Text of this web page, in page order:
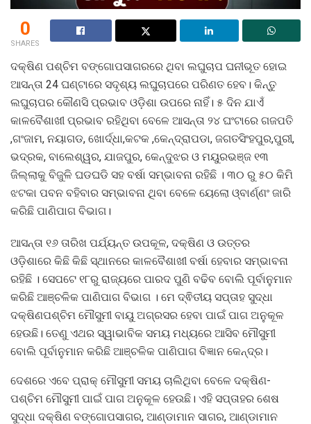
0
SHARES
ଦକ୍ଷିଣ ପଶ୍ଚିମ ବଙ୍ଗୋପସାଗରରେ ଥିବା ଲଘୁଚାପ ଘନୀଭୂତ ହୋଇ
ଆସନ୍ତା 24 ଘଣ୍ଟାରେ ସଦୃଶ୍ୟ ଲଘୁଚାପରେ ପରିଣତ ହେବ। କିନ୍ତୁ
ଲଘୁଚାପର କୌଣସି ପ୍ରଭାବ ଓଡ଼ିଶା ଉପରେ ନାହିଁ। ୫ ଦିନ ଯାଏଁ
କାଳବୈଶାଖୀ ପ୍ରଭାବ ରହିଥିବା ବେଳେ ଆସନ୍ତା ୨୪ ଘଂଟାରେ ଗଜପତି
,ଗଂଜାମ, ନୟାଗଡ, ଖୋର୍ଦ୍ଧା,କଟକ ,କେନ୍ଦ୍ରାପଡା, ଜଗତସିଂହପୁର,ପୁରୀ,
ଭଦ୍ରକ, ବାଲେଶ୍ୱର, ଯାଜପୁର, କେନ୍ଦୁଝର ଓ ମୟୁରଭଞ୍ଜ ୧୩
ଜିଲ୍ଲାକୁ ବିଜୁଳି ଘଡଘଡି ସହ ବର୍ଷା ସମ୍ଭାବନା ରହିଛି । ୩୦ ରୁ ୫୦ କିମି
ଝଟକା ପବନ ବହିବାର ସମ୍ଭାବନା ଥିବା ବେଳେ ୟେଲୋ ଓ୍ବାର୍ଣ୍ଣଂ ଜାରି
କରିଛି ପାଣିପାଗ ବିଭାଗ।
ଆସନ୍ତା ୧୬ ତାରିଖ ପର୍ଯ୍ୟନ୍ତ ଉପକୂଳ, ଦକ୍ଷିଣ ଓ ଉତ୍ତର
ଓଡ଼ିଶାରେ କିଛି କିଛି ସ୍ଥାନରେ କାଳବୈଶାଖୀ ବର୍ଷା ହେବାର ସମ୍ଭାବନା
ରହିଛି । ସେପଟେ ୧୮ରୁ ରାଜ୍ୟରେ ପାରଦ ପୁଣି ବଢିବ ବୋଲି ପୂର୍ବାନୁମାନ
କରିଛି ଆଞ୍ଚଳିକ ପାଣିପାଗ ବିଭାଗ । ମେ ଦ୍ଵିତୀୟ ସପ୍ତାହ ସୁଦ୍ଧା
ଦକ୍ଷିଣପଶ୍ଚିମ ମୌସୁମୀ ବାୟୁ ଅଗ୍ରସର ହେବା ପାଇଁ ପାଗ ଅନୁକୂଳ
ହେଉଛି। ତେଣୁ ଏଥର ସ୍ୱାଭାବିକ ସମୟ ମଧ୍ୟରେ ଆସିବ ମୌସୁମୀ
ବୋଲି ପୂର୍ବାନୁମାନ କରିଛି ଆଞ୍ଚଳିକ ପାଣିପାଗ ବିଜ୍ଞାନ କେନ୍ଦ୍ର।
ଦେଶରେ ଏବେ ପ୍ରାକ୍ ମୌସୁମୀ ସମୟ ଚାଲିଥିବା ବେଳେ ଦକ୍ଷିଣ-
ପଶ୍ଚିମ ମୌସୁମୀ ପାଇଁ ପାଗ ଅନୁକୂଳ ହେଉଛି। ଏହି ସପ୍ତାହର ଶେଷ
ସୁଦ୍ଧା ଦକ୍ଷିଣ ବଙ୍ଗୋପସାଗର, ଆଣ୍ଡାମାନ ସାଗର, ଆଣ୍ଡାମାନ